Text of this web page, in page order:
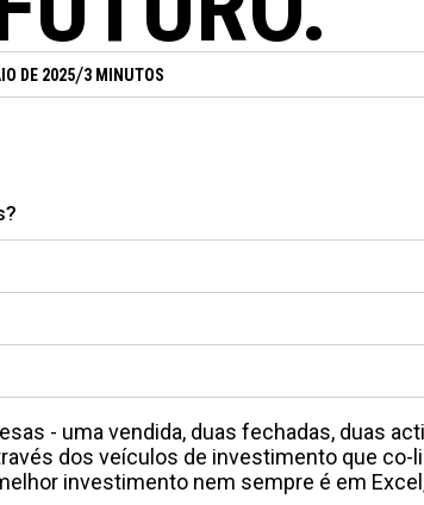
DE 2025/3 MINUTOS
- uma vendida, duas fechadas, duas
dos veículos de investimento que co-
investimento nem sempre é em